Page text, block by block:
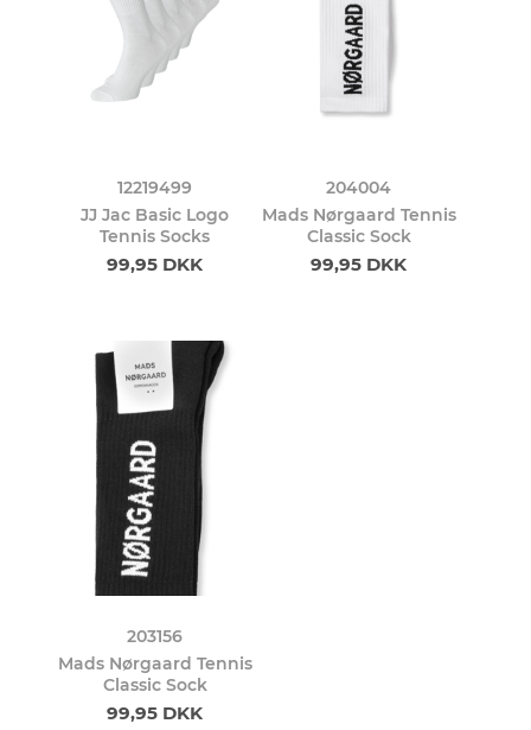
12219499
JJ Jac Basic Logo
Tennis Socks
99,95 DKK
204004
Mads Nørgaard Tennis
Classic Sock
99,95 DKK
203156
Mads Nørgaard Tennis
Classic Sock
99,95 DKK